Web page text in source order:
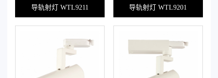
导轨射灯 WTL9211 导轨射灯 WTL9201